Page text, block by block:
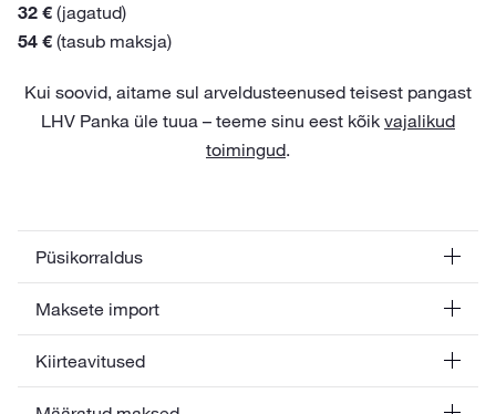
32 € (jagatud)
54 € (tasub maksja)
Kui soovid, aitame sul arveldusteenused teisest pangast
LHV Panka üle tuua – teeme sinu eest kõik vajalikud
toimingud.
Püsikorraldus
Maksete import
Kiirteavitused